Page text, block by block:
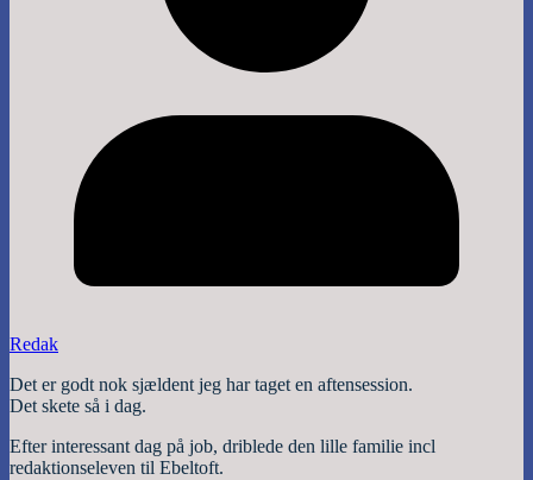
Redak
Det er godt nok sjældent jeg har taget en aftensession.
Det skete så i dag.
Efter interessant dag på job, driblede den lille familie incl
redaktionseleven til Ebeltoft.